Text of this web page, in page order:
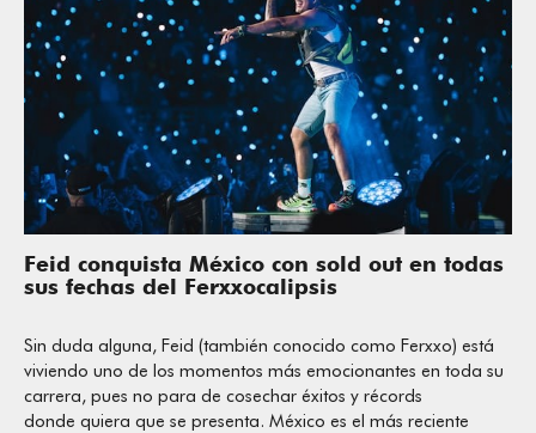
Feid conquista México con sold out en todas
sus fechas del Ferxxocalipsis
Sin duda alguna, Feid (también conocido como Ferxxo) está
viviendo uno de los momentos más emocionantes en toda su
carrera, pues no para de cosechar éxitos y récords
donde quiera que se presenta. México es el más reciente